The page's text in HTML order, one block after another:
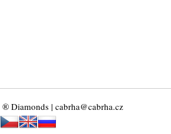
Diamonds | cabrha@cabrha.cz